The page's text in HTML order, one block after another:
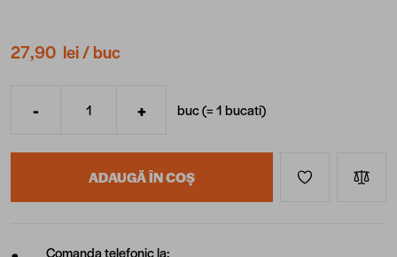
27,90 lei/ buc
Cantitate
- + buc (=1bucati)
ADAUGĂ ÎN COȘ
Comanda telefonic la: